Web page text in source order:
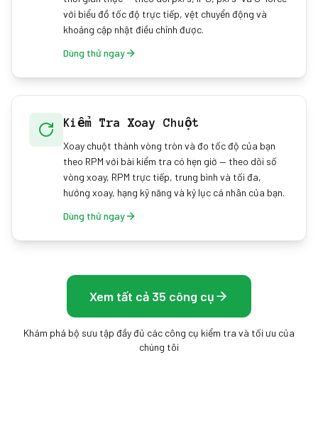
với biểu đồ tốc độ trực tiếp, vệt chuyển động và
khoảng cập nhật điều chỉnh được.
Dùng thử ngay
Kiểm Tra Xoay Chuột
Xoay chuột thành vòng tròn và đo tốc độ của bạn
theo RPM với bài kiểm tra có hẹn giờ — theo dõi số
vòng xoay, RPM trực tiếp, trung bình và tối đa,
hướng xoay, hạng kỹ năng và kỷ lục cá nhân của bạn.
Dùng thử ngay
Xem tất cả 35 công cụ
Khám phá bộ sưu tập đầy đủ các công cụ kiểm tra và tối ưu của
chúng tôi